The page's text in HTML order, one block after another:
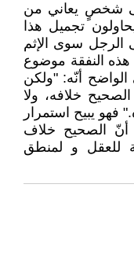
إلى شخصٍ يعاني من
تجميل هذا
الرجل سوى الإثم
هذه النفقة موضوع
أنّه: "ولكن
خلافه، ولا
فهو يبيح استمرار
أنّ الصحيح خلاف
للعقل و لمنطق